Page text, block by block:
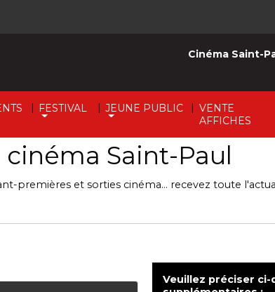
| FESTIVAL | JEUNE PUBLIC | VENTE
AFFICHES
Cinéma Saint-
Saint-Paul
premières et sorties cinéma... recevez toute
Veuillez préciser